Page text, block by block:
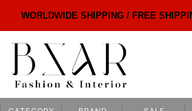
WORLDWIDE SHIPPING / FREE